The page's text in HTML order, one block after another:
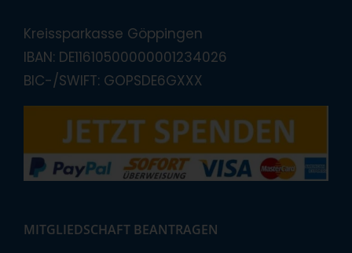
Kreissparkasse Göppingen
IBAN: DE11610500000001234026
BIC-/SWIFT: GOPSDE6GXXX
MITGLIEDSCHAFT BEANTRAGEN